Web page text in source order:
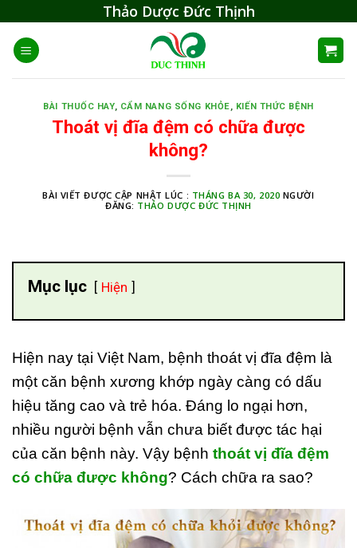
content
Thảo Dược Đức Thịnh
BÀI THUỐC HAY, CẨM NANG SỐNG KHỎE, KIẾN THỨC BỆNH
Thoát vị đĩa đệm có chữa được
không?
BÀI VIẾT ĐƯỢC CẬP NHẬT LÚC : THÁNG BA 30, 2020 NGƯỜI
ĐĂNG: THẢO DƯỢC ĐỨC THỊNH
Mục lục Hiện
Hiện nay tại Việt Nam, bệnh thoát vị đĩa đệm là
một căn bệnh xương khớp ngày càng có dấu
hiệu tăng cao và trẻ hóa. Đáng lo ngại hơn,
nhiều người bệnh vẫn chưa biết được tác hại
của căn bệnh này. Vậy bệnh thoát vị đĩa đệm
có chữa được không? Cách chữa ra sao?